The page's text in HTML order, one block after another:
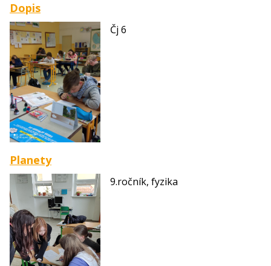
Dopis
Čj 6
Planety
9.ročník, fyzika